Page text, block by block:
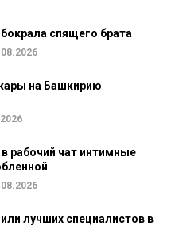
спящего брата
на Башкирию
рабочий чат интимные
лучших специалистов в